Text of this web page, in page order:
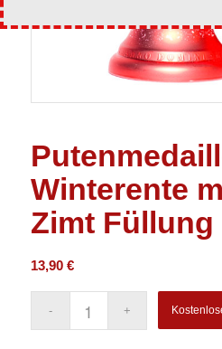
Winterente
Zimt Füllung
13,90 €